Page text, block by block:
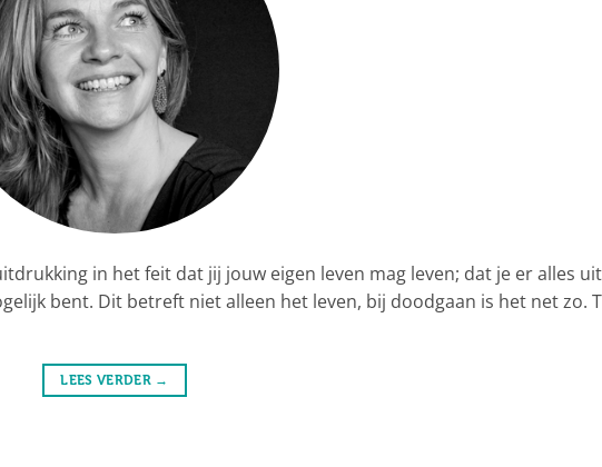
in het feit dat jij jouw eigen leven mag leven; dat je er alles
bent. Dit betreft niet alleen het leven, bij doodgaan is het net zo.
LEES VERDER →